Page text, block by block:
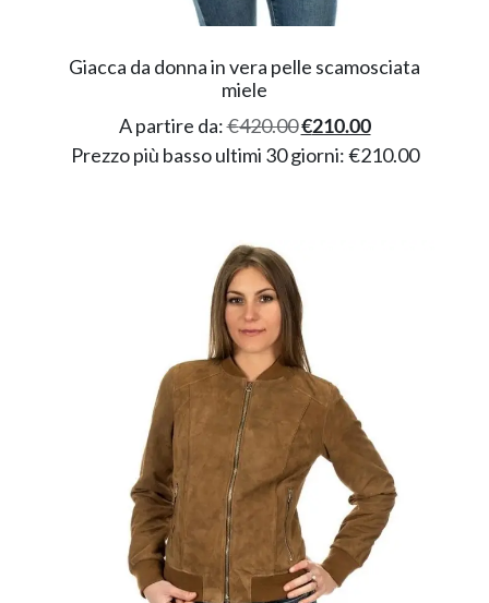
Giacca da donna in vera pelle scamosciata
miele
A partire da:€420.00€210.00
Prezzo più basso ultimi 30 giorni:€210.00